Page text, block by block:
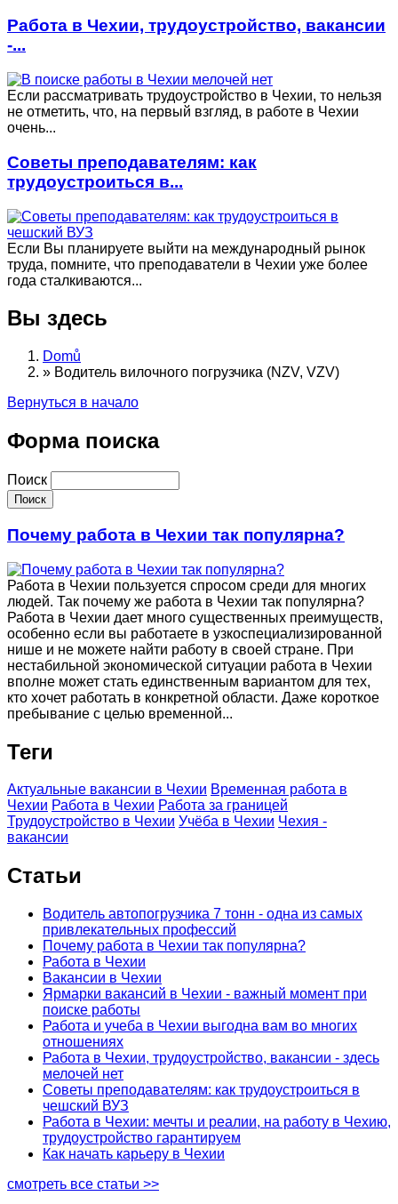
Работа в Чехии, трудоустройство, вакансии
-...
Если рассматривать трудоустройство в Чехии, то нельзя
не отметить, что, на первый взгляд, в работе в Чехии
очень...
Советы преподавателям: как
трудоустроиться в...
Если Вы планируете выйти на международный рынок
труда, помните, что преподаватели в Чехии уже более
года сталкиваются...
Вы здесь
Domů
» Водитель вилочного погрузчика (NZV, VZV)
Вернуться в начало
Форма поиска
Поиск
Почему работа в Чехии так популярна?
Работа в Чехии пользуется спросом среди для многих
людей. Так почему же работа в Чехии так популярна?
Работа в Чехии дает много существенных преимуществ,
особенно если вы работаете в узкоспециализированной
нише и не можете найти работу в своей стране. При
нестабильной экономической ситуации работа в Чехии
вполне может стать единственным вариантом для тех,
кто хочет работать в конкретной области. Даже короткое
пребывание с целью временной...
Теги
Актуальные вакансии в Чехии Временная работа в
Чехии Работа в Чехии Работа за границей
Трудоустройство в Чехии Учёба в Чехии Чехия -
вакансии
Статьи
Водитель автопогрузчика 7 тонн - одна из самых
привлекательных профессий
Почему работа в Чехии так популярна?
Работа в Чехии
Вакансии в Чехии
Ярмарки вакансий в Чехии - важный момент при
поиске работы
Работа и учеба в Чехии выгодна вам во многих
отношениях
Работа в Чехии, трудоустройство, вакансии - здесь
мелочей нет
Советы преподавателям: как трудоустроиться в
чешский ВУЗ
Работа в Чехии: мечты и реалии, на работу в Чехию,
трудоустройство гарантируем
Как начать карьеру в Чехии
смотреть все статьи >>